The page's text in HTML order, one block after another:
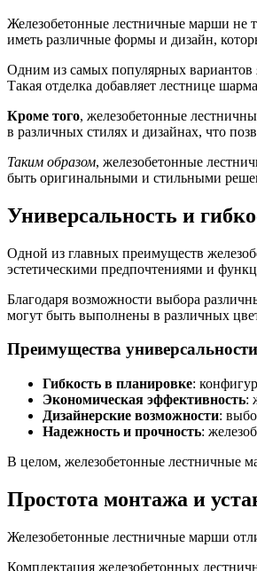
Железобетонные лестничные марши не
иметь различные формы и дизайн,
Одним из самых популярных вариантов
Такая отделка добавляет лестнице
Кроме того, железобетонные
в различных стилях и дизайнах, что
Таким образом, железобетонные
быть оригинальными и стильными
Универсальность и
Одной из главных преимуществ
эстетическими предпочтениями и
Благодаря возможности выбора
могут быть выполнены в различных
Преимущества
Гибкость в планировке:
Экономическая эффективность:
Дизайнерские возможности:
Надежность и прочность:
В целом, железобетонные лестничные
Простота монтажа и
Железобетонные лестничные марши
Комплектация железобетонных